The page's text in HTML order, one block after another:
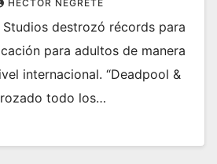
HECTOR NEGRETE
destrozó récords para
para adultos de manera
internacional. “Deadpool &
todo los…